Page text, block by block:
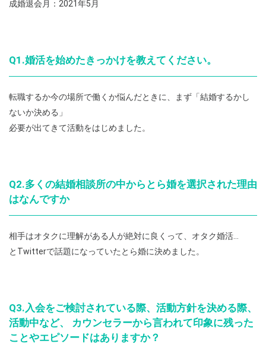
成婚退会月：2021年5月
Q1.婚活を始めたきっかけを教えてください。
転職するか今の場所で働くか悩んだときに、まず「結婚するかし
ないか決める」
必要が出てきて活動をはじめました。
Q2.多くの結婚相談所の中からとら婚を選択された理由
はなんですか
相手はオタクに理解がある人が絶対に良くって、オタク婚活…
とTwitterで話題になっていたとら婚に決めました。
Q3.入会をご検討されている際、活動方針を決める際、
活動中など、 カウンセラーから言われて印象に残った
ことやエピソードはありますか？